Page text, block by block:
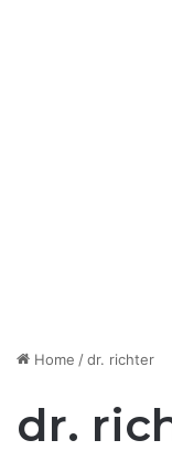
Home /dr. richter
dr.